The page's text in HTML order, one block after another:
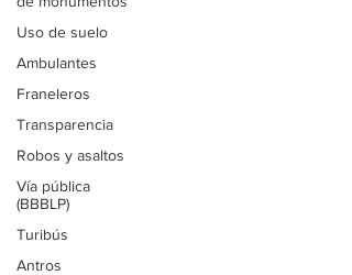
Uso de suelo
Ambulantes
Franeleros
Transparencia
Robos y asaltos
Vía pública
(BBBLP)
Turibús
Antros